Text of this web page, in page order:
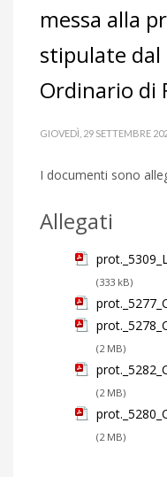
messa alla
stipulate
Ordinario di
GIOVEDÌ, 29 SETTEMBRE
I documenti sono
Allegati
(333 kB)
(2 MB)
(2 MB)
(2 MB)